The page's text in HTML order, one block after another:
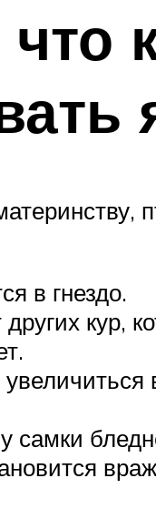
в гнездо.
кур,
самки